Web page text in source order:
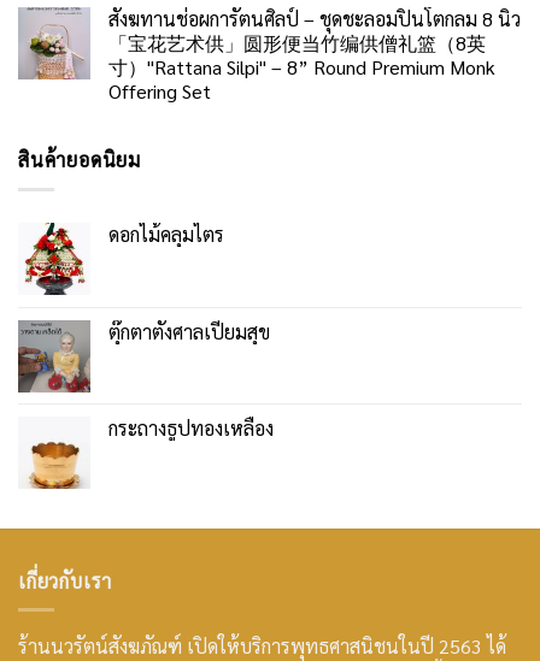
สังฆทานช่อผการัตนศิลป์ – ชุดชะลอมปิ่นโตกลม 8 นิ้ว
「宝花艺术供」圆形便当竹编供僧礼篮（8英
寸）"Rattana Silpi" – 8” Round Premium Monk
Offering Set
สินค้ายอดนิยม
ดอกไม้คลุมไตร
ตุ๊กตาตั้งศาลเปี่ยมสุข
กระถางธูปทองเหลือง
เกี่ยวกับเรา
ร้านนวรัตน์สังฆภัณฑ์ เปิดให้บริการพุทธศาสนิชนในปี 2563 ได้